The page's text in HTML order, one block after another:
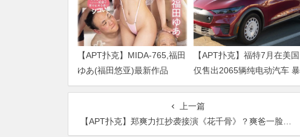
【APT扑克】MIDA-765,福田
ゆあ(福田悠亚)最新作品
2026/09/01发布！
【APT扑克】福特7月在美国
仅售出2065辆纯电动汽车 暴
跌超七成
上一篇
【APT扑克】郑爽力扛抄袭接演《花千骨》？爽爸一脸得意引众怒粉丝集体抵制